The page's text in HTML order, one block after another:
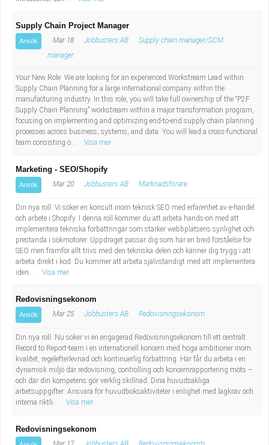
Supply Chain Project Manager
Ansök Mar 18 Jobbusters AB
Supply chain manager/SCM
manager
Your New Role We are looking for an experienced Workstream Lead within
Supply Chain Planning for a large international company within the
manufacturing industry. In this role, you will take full ownership of the “P2F
Supply Chain Planning” workstream within a major transformation program,
focusing on implementing and optimizing end-to-end supply chain planning
processes across business, systems, and data. You will lead a cross-functional
team consisting o...
Visa mer
Marketing - SEO/Shopify
Ansök Mar 20 Jobbusters AB Marknadsförare
Din nya roll Vi söker en konsult inom teknisk SEO med erfarenhet av e-handel
och arbete i Shopify. I denna roll kommer du att arbeta hands-on med att
implementera tekniska förbättringar som stärker webbplatsens synlighet och
prestanda i sökmotorer. Uppdraget passar dig som har en bred förståelse för
SEO men framför allt trivs med den tekniska delen och känner dig trygg i att
arbeta direkt i kod. Du kommer att arbeta självständigt med att implementera
iden...
Visa mer
Redovisningsekonom
Ansök Mar 25 Jobbusters AB Redovisningsekonom
Din nya roll Nu söker vi en engagerad Redovisningsekonom till ett centralt
Record to Report-team i en internationell koncern med höga ambitioner inom
kvalitet, regelefterlevnad och kontinuerlig förbättring. Här får du arbeta i en
dynamisk miljö där redovisning, controlling och koncernrapportering möts –
och där din kompetens gör verklig skillnad. Dina huvudsakliga
arbetsuppgifter: Ansvara för huvudboksaktiviteter i enlighet med lagkrav och
interna riktli...
Visa mer
Redovisningsekonom